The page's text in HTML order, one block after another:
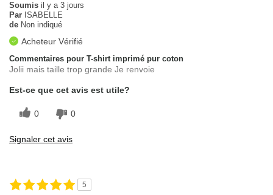
Soumis il y a 3 jours
Par ISABELLE
de Non indiqué
Acheteur Vérifié
Commentaires pour T-shirt imprimé pur coton
Jolii mais taille trop grande Je renvoie
Est-ce que cet avis est utile?
0 0
Signaler cet avis
5